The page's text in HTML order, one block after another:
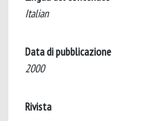
Italian
Data di pubblicazione
2000
Rivista